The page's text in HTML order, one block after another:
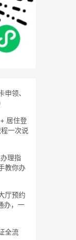
申领、
居住登
一次说
理指
教你办
厅预约
办，一
全流